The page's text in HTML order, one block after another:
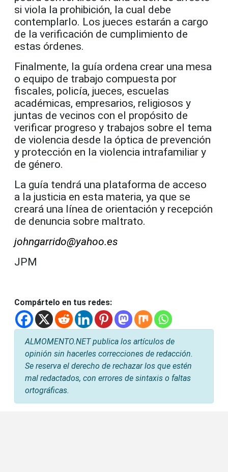
si viola la prohibición, la cual debe
contemplarlo. Los jueces estarán a cargo
de la verificación de cumplimiento de
estas órdenes.
Finalmente, la guía ordena crear una mesa
o equipo de trabajo compuesta por
fiscales, policía, jueces, escuelas
académicas, empresarios, religiosos y
juntas de vecinos con el propósito de
verificar progreso y trabajos sobre el tema
de violencia desde la óptica de prevención
y protección en la violencia intrafamiliar y
de género.
La guía tendrá una plataforma de acceso
a la justicia en esta materia, ya que se
creará una línea de orientación y recepción
de denuncia sobre maltrato.
johngarrido@yahoo.es
JPM
Compártelo en tus redes:
ALMOMENTO.NET publica los artículos de
opinión sin hacerles correcciones de redacción.
Se reserva el derecho de rechazar los que estén
mal redactados, con errores de sintaxis o faltas
ortográficas.